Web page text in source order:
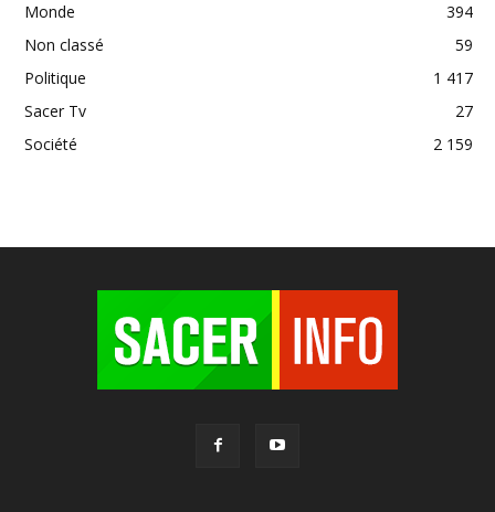
Monde
394
Non classé
59
Politique
1 417
Sacer Tv
27
Société
2 159